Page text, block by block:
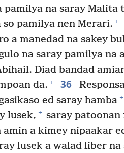
pamilya na saray Malita
pamilya nen Merari. +
a manedad na sakey
na saray pamilya na
Diad bandad
da. + 36
ed saray hamba +
lusek, + saray patoonan
amin a kimey nipaakar
lusek a walad liber